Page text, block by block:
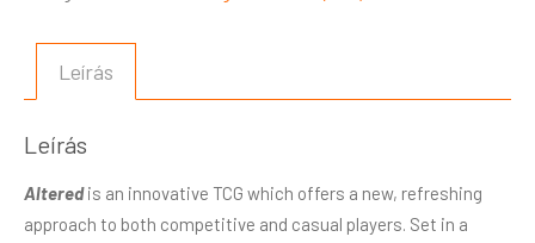
Leírás
Leírás
Alteredis an innovative TCG which offers a new, refreshing
approach to both competitive and casual players. Set in a